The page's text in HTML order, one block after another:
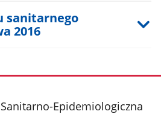
sanitarnego
2016
Epidemiologiczna